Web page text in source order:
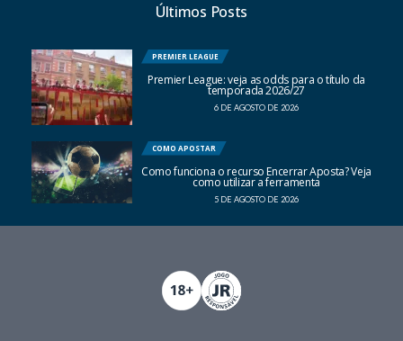
Últimos Posts
PREMIER LEAGUE
Premier League: veja as odds para o título da
temporada 2026/27
6 DE AGOSTO DE 2026
COMO APOSTAR
Como funciona o recurso Encerrar Aposta? Veja
como utilizar a ferramenta
5 DE AGOSTO DE 2026